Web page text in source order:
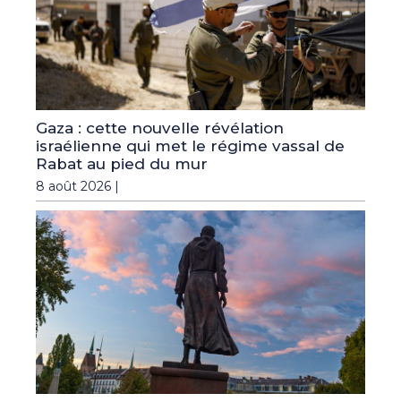
Gaza : cette nouvelle révélation
israélienne qui met le régime vassal de
Rabat au pied du mur
8 août 2026 |